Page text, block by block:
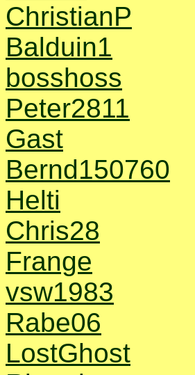
ChristianP
Balduin1
bosshoss
Peter2811
Gast
Bernd150760
Helti
Chris28
Frange
vsw1983
Rabe06
LostGhost